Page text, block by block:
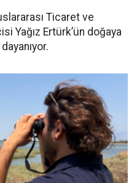
Ticaret ve
Yağız Ertürk’ün doğaya